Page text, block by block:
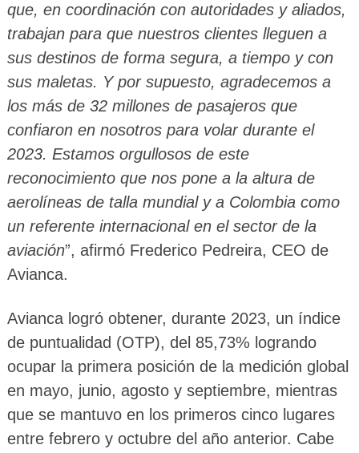
que, en coordinación con autoridades y aliados,
trabajan para que nuestros clientes lleguen a
sus destinos de forma segura, a tiempo y con
sus maletas. Y por supuesto, agradecemos a
los más de 32 millones de pasajeros que
confiaron en nosotros para volar durante el
2023. Estamos orgullosos de este
reconocimiento que nos pone a la altura de
aerolíneas de talla mundial y a Colombia como
un referente internacional en el sector de la
aviación”, afirmó Frederico Pedreira, CEO de
Avianca.
Avianca logró obtener, durante 2023, un índice
de puntualidad (OTP), del 85,73% logrando
ocupar la primera posición de la medición global
en mayo, junio, agosto y septiembre, mientras
que se mantuvo en los primeros cinco lugares
entre febrero y octubre del año anterior. Cabe